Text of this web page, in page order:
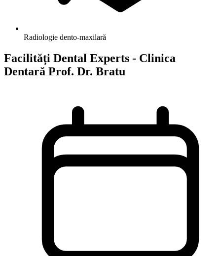
Radiologie dento-maxilară
Facilități Dental Experts - Clinica
Dentară Prof. Dr. Bratu